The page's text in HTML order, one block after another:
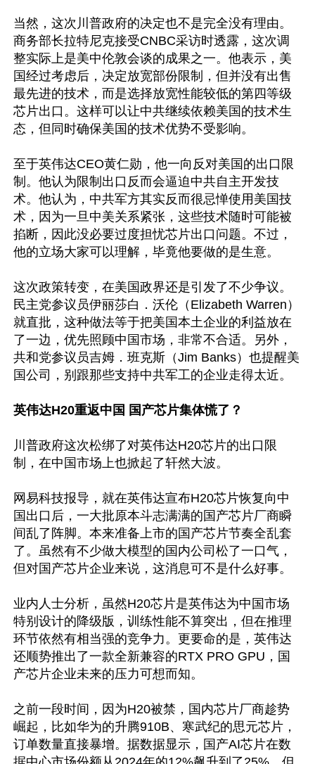
当然，这次川普政府的决定也不是完全没有理由。
商务部长拉特尼克接受CNBC采访时透露，这次调
整实际上是美中伦敦会谈的成果之一。他表示，美
国经过考虑后，决定放宽部份限制，但并没有出售
最先进的技术，而是选择放宽性能较低的第四等级
芯片出口。这样可以让中共继续依赖美国的技术生
态，但同时确保美国的技术优势不受影响。
至于英伟达CEO黄仁勋，他一向反对美国的出口限
制。他认为限制出口反而会逼迫中共自主开发技
术。他认为，中共军方其实反而很忌惮使用美国技
术，因为一旦中美关系紧张，这些技术随时可能被
掐断，因此没必要过度担忧芯片出口问题。不过，
他的立场大家可以理解，毕竟他要做的是生意。
这次政策转变，在美国政界还是引发了不少争议。
民主党参议员伊丽莎白．沃伦（Elizabeth Warren）
就直批，这种做法等于把美国本土企业的利益放在
了一边，优先照顾中国市场，非常不合适。另外，
共和党参议员吉姆．班克斯（Jim Banks）也提醒美
国公司，别跟那些支持中共军工的企业走得太近。
英伟达H20重返中国 国产芯片集体慌了？
川普政府这次松绑了对英伟达H20芯片的出口限
制，在中国市场上也掀起了轩然大波。
网易科技报导，就在英伟达宣布H20芯片恢复向中
国出口后，一大批原本斗志满满的国产芯片厂商瞬
间乱了阵脚。本来准备上市的国产芯片节奏全乱套
了。虽然有不少做大模型的国内公司松了一口气，
但对国产芯片企业来说，这消息可不是什么好事。
业内人士分析，虽然H20芯片是英伟达为中国市场
特别设计的降级版，训练性能不算突出，但在推理
环节依然有相当强的竞争力。更要命的是，英伟达
还顺势推出了一款全新兼容的RTX PRO GPU，国
产芯片企业未来的压力可想而知。
之前一段时间，因为H20被禁，国内芯片厂商趁势
崛起，比如华为的升腾910B、寒武纪的思元芯片，
订单数量直接暴增。据数据显示，国产AI芯片在数